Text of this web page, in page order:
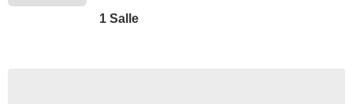
1 Salle